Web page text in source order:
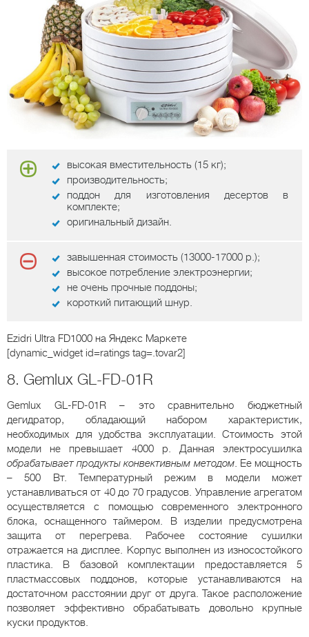
высокая вместительность (15 кг);
производительность;
поддон для изготовления десертов в
комплекте;
оригинальный дизайн.
завышенная стоимость (13000-17000 р.);
высокое потребление электроэнергии;
не очень прочные поддоны;
короткий питающий шнур.
Ezidri Ultra FD1000 на Яндекс Маркете
[dynamic_widget id=ratings tag=.tovar2]
8. Gemlux GL-FD-01R
Gemlux GL-FD-01R – это сравнительно бюджетный
дегидратор, обладающий набором характеристик,
необходимых для удобства эксплуатации. Стоимость этой
модели не превышает 4000 р. Данная электросушилка
обрабатывает продукты конвективным методом. Ее мощность
– 500 Вт. Температурный режим в модели может
устанавливаться от 40 до 70 градусов. Управление агрегатом
осуществляется с помощью современного электронного
блока, оснащенного таймером. В изделии предусмотрена
защита от перегрева. Рабочее состояние сушилки
отражается на дисплее. Корпус выполнен из износостойкого
пластика. В базовой комплектации предоставляется 5
пластмассовых поддонов, которые устанавливаются на
достаточном расстоянии друг от друга. Такое расположение
позволяет эффективно обрабатывать довольно крупные
куски продуктов.